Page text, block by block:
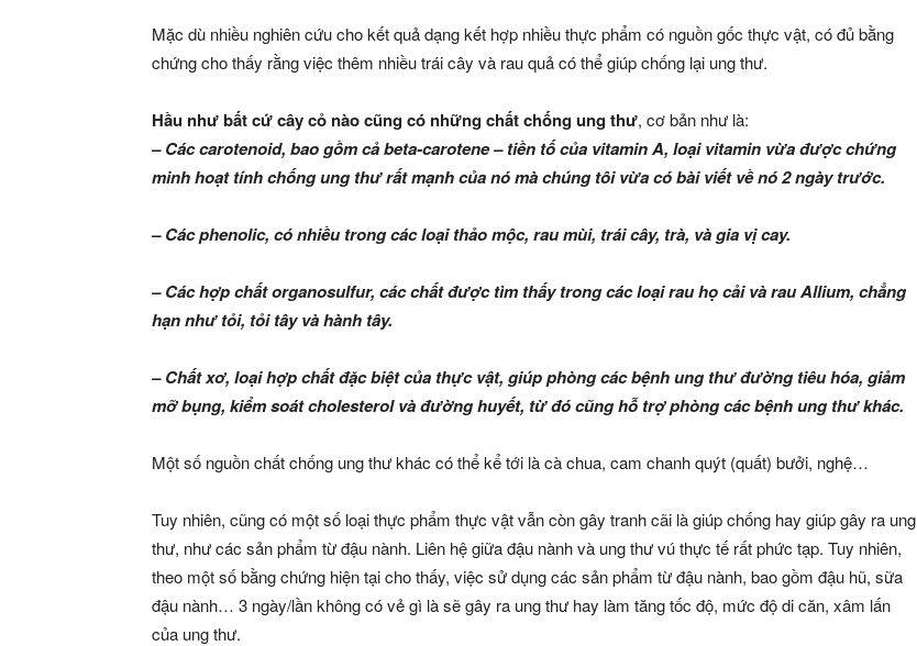
Mặc dù nhiều nghiên cứu cho kết quả dạng kết hợp nhiều thực phẩm có nguồn gốc thực vật, có đủ bằng
chứng cho thấy rằng việc thêm nhiều trái cây và rau quả có thể giúp chống lại ung thư.
Hầu như bất cứ cây cỏ nào cũng có những chất chống ung thư, cơ bản như là:
– Các carotenoid, bao gồm cả beta-carotene – tiền tố của vitamin A, loại vitamin vừa được chứng
minh hoạt tính chống ung thư rất mạnh của nó mà chúng tôi vừa có bài viết về nó 2 ngày trước.
– Các phenolic, có nhiều trong các loại thảo mộc, rau mùi, trái cây, trà, và gia vị cay.
– Các hợp chất organosulfur, các chất được tìm thấy trong các loại rau họ cải và rau Allium, chẳng
hạn như tỏi, tỏi tây và hành tây.
– Chất xơ, loại hợp chất đặc biệt của thực vật, giúp phòng các bệnh ung thư đường tiêu hóa, giảm
mỡ bụng, kiểm soát cholesterol và đường huyết, từ đó cũng hỗ trợ phòng các bệnh ung thư khác.
Một số nguồn chất chống ung thư khác có thể kể tới là cà chua, cam chanh quýt (quất) bưởi, nghệ…
Tuy nhiên, cũng có một số loại thực phẩm thực vật vẫn còn gây tranh cãi là giúp chống hay giúp gây ra ung
thư, như các sản phẩm từ đậu nành. Liên hệ giữa đậu nành và ung thư vú thực tế rất phức tạp. Tuy nhiên,
theo một số bằng chứng hiện tại cho thấy, việc sử dụng các sản phẩm từ đậu nành, bao gồm đậu hũ, sữa
đậu nành… 3 ngày/lần không có vẻ gì là sẽ gây ra ung thư hay làm tăng tốc độ, mức độ di căn, xâm lấn
của ung thư.